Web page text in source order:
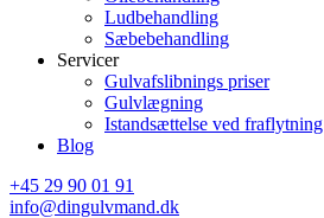
Ludbehandling
Sæbebehandling
Servicer
Gulvafslibnings priser
Gulvlægning
Istandsættelse ved fraflytning
Blog
+45 29 90 01 91
info@dingulvmand.dk